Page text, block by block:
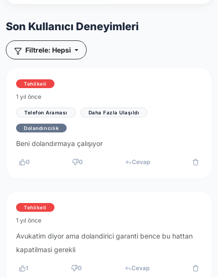
Son Kullanıcı Deneyimleri
Filtrele: Hepsi
Tehlikeli
1 yıl önce
Telefon Araması Daha Fazla Ulaşıldı
Dolandırıcılık
Beni dolandırmaya çalışıyor
0 0 Cevap
Tehlikeli
1 yıl önce
Avukatim diyor ama dolandirici garanti bence bu hattan
kapatilmasi gerekli
1 0 Cevap